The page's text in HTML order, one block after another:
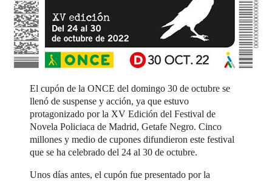
El cupón de la ONCE del domingo 30 de octubre se
llenó de suspense y acción, ya que estuvo
protagonizado por la XV Edición del Festival de
Novela Policiaca de Madrid, Getafe Negro. Cinco
millones y medio de cupones difundieron este festival
que se ha celebrado del 24 al 30 de octubre.
Unos días antes, el cupón fue presentado por la